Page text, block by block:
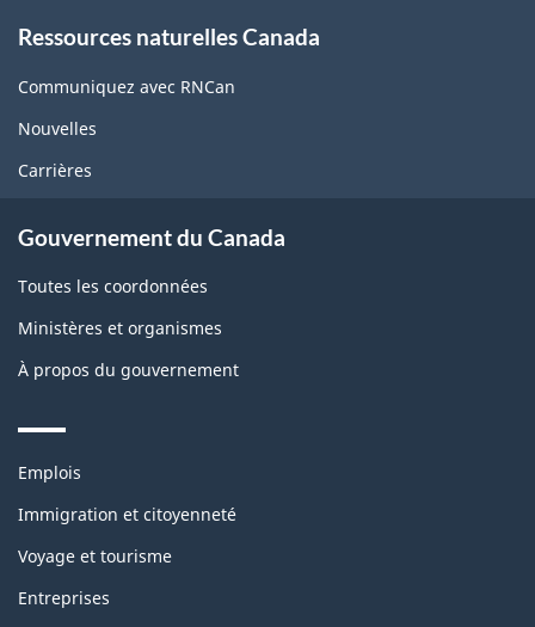
this
site
Ressources naturelles Canada
Communiquez avec RNCan
Nouvelles
Carrières
Gouvernement du Canada
Toutes les coordonnées
Ministères et organismes
À propos du gouvernement
Themes
topics
Emplois
Immigration et citoyenneté
Voyage et tourisme
Entreprises